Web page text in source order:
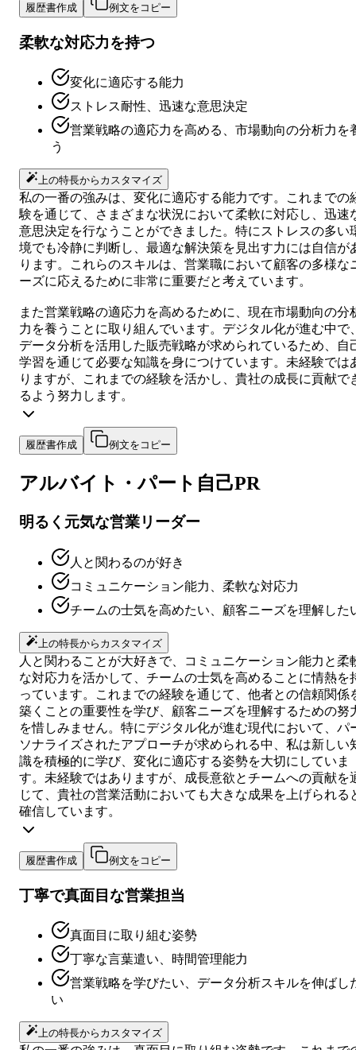
履歴書作成 例文をコピー
柔軟な対応力を持つ
変化に適応する能力
ストレス耐性、迅速な意思決定
営業戦略の適応力を高める、市場動向の分析力を
う
上の特長からカスタマイズ
私の一番の強みは、変化に適応する能力です。これまでの
験を通じて、さまざまな状況において柔軟に対応し、迅速
意思決定を行なうことができました。特にストレスの多い
境でも冷静に判断し、最適な解決策を見出す力には自信が
ります。これらのスキルは、営業職において顧客の多様な
ーズに応えるために非常に重要だと考えています。
また営業戦略の適応力を高めるために、現在市場動向の分
力を養うことに取り組んでいます。デジタル化が進む中で
データ分析を活用した販売戦略が求められているため、自
学習を通じて必要な知識を身につけています。未経験では
りますが、これまでの経験を活かし、貴社の成長に貢献で
るよう努力します。
履歴書作成 例文をコピー
アルバイト・パート 自己PR
明るく元気な営業リーダー
人と関わるのが好き
コミュニケーション能力、柔軟な対応力
チームの士気を高めたい、顧客ニーズを理解した
上の特長からカスタマイズ
人と関わることが大好きで、コミュニケーション能力と柔
な対応力を活かして、チームの士気を高めることに情熱を
っています。これまでの経験を通じて、他者との信頼関係
築くことの重要性を学び、顧客ニーズを理解するための努
を惜しみません。特にデジタル化が進む現代において、パ
ソナライズされたアプローチが求められる中、私は新しい
識を積極的に学び、変化に適応する姿勢を大切にしていま
す。未経験ではありますが、成長意欲とチームへの貢献を
じて、貴社の営業活動においても大きな成果を上げられる
確信しています。
履歴書作成 例文をコピー
丁寧で真面目な営業担当
真面目に取り組む姿勢
丁寧な言葉遣い、時間管理能力
営業戦略を学びたい、データ分析スキルを伸ばし
い
上の特長からカスタマイズ